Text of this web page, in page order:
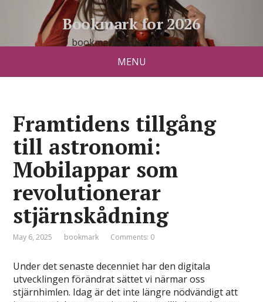
Bookmark for 2026
bookmark26.slavyanski.net
MENU
Framtidens tillgång
till astronomi:
Mobilappar som
revolutionerar
stjärnskådning
May 6, 2025 bookmark Comments: 0
Under det senaste decenniet har den digitala
utvecklingen förändrat sättet vi närmar oss
stjärnhimlen. Idag är det inte längre nödvändigt att